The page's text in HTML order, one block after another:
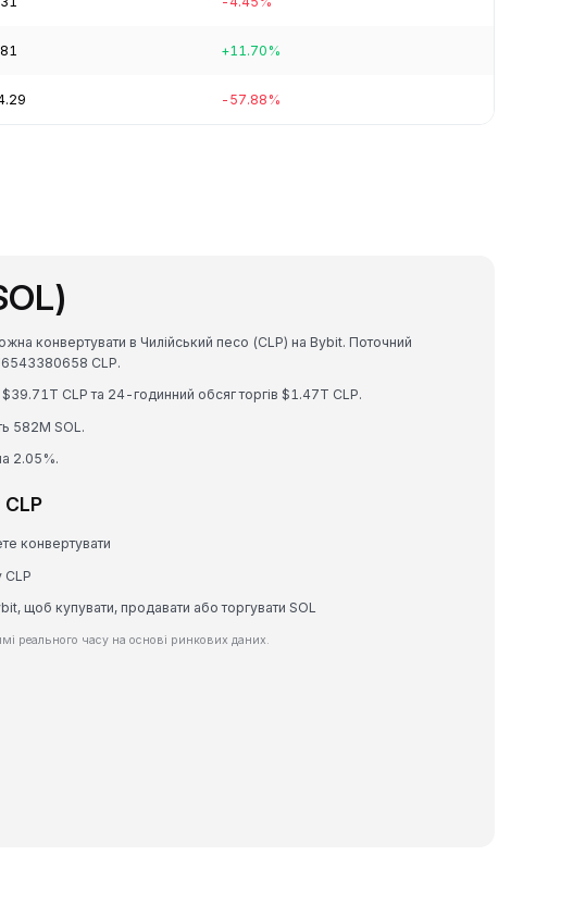
+11.70%
-57.88%
конвертувати в Чилійський песо (CLP) на Bybit. Поточний
CLP.
$39.71T CLP та 24-годинний обсяг торгів $1.47T CLP.
582M SOL.
2.05%.
конвертувати
CLP
щоб купувати, продавати або торгувати SOL
реального часу на основі ринкових даних.